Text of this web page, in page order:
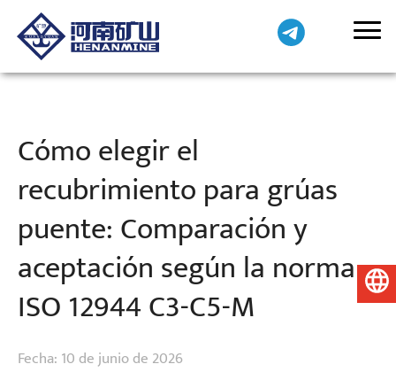
Cómo elegir el
recubrimiento para grúas
puente: Comparación y
aceptación según la norma
ISO 12944 C3-C5-M
Fecha: 10 de junio de 2026
Español